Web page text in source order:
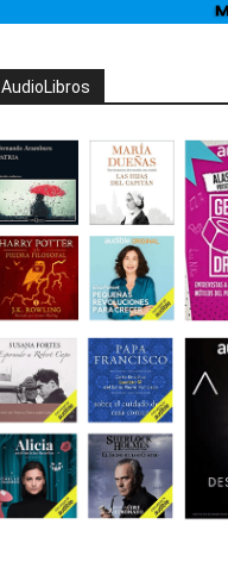
AudioLibros